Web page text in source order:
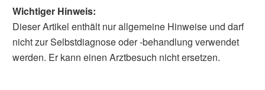
Wichtiger Hinweis:
Dieser Artikel enthält nur allgemeine Hinweise und darf
nicht zur Selbstdiagnose oder -behandlung verwendet
werden. Er kann einen Arztbesuch nicht ersetzen.